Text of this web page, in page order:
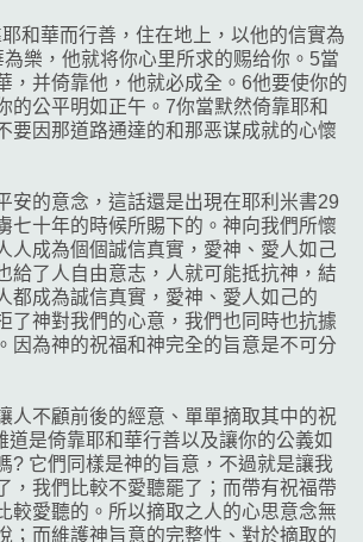
和華而行善，住在地上，以他的信實為
樂，他就将你心里所求的赐给你。5當
，并倚靠他，他就必成全。6他要使你的
的公平明如正午。7你當默然倚靠耶和
要因那道路通達的和那恶谋成就的心懷
安的意念，這話還是出現在耶利米書29
七十年的時候所賜下的。神向我們所懷
人成為個個誠信真實，愛神、愛人如己
給了人自由意志，人就可能抵抗神，結
都成為誠信真實，愛神、愛人如己的
了神對我們的心意，我們也同時也抗據
因為神的祝福和神完全的旨意是不可分
人不顧前後的經意、單單摘取其中的祝
道是倚靠耶和華行善以及讓你的公義如
? 它們同樣是神的旨意，不過就是讓我
，我們比較不愛聽罷了；而帶有祝福帶
較愛聽的。所以摘取之人的心思意念無
；而維護神旨意的完整性、對於摘取的